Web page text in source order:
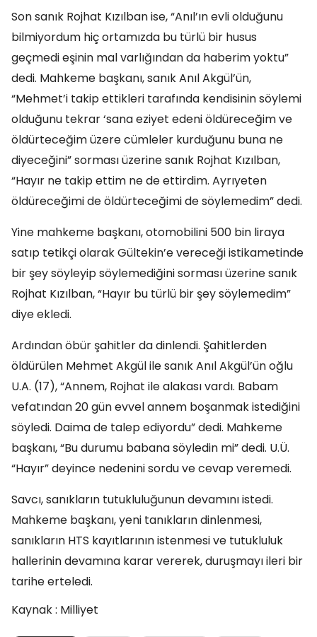
Son sanık Rojhat Kızılban ise, “Anıl’ın evli olduğunu
bilmiyordum hiç ortamızda bu türlü bir husus
geçmedi eşinin mal varlığından da haberim yoktu”
dedi. Mahkeme başkanı, sanık Anıl Akgül’ün,
“Mehmet’i takip ettikleri tarafında kendisinin söylemi
olduğunu tekrar ‘sana eziyet edeni öldüreceğim ve
öldürteceğim üzere cümleler kurduğunu buna ne
diyeceğini” sorması üzerine sanık Rojhat Kızılban,
“Hayır ne takip ettim ne de ettirdim. Ayrıyeten
öldüreceğimi de öldürteceğimi de söylemedim” dedi.
Yine mahkeme başkanı, otomobilini 500 bin liraya
satıp tetikçi olarak Gültekin’e vereceği istikametinde
bir şey söyleyip söylemediğini sorması üzerine sanık
Rojhat Kızılban, “Hayır bu türlü bir şey söylemedim”
diye ekledi.
Ardından öbür şahitler da dinlendi. Şahitlerden
öldürülen Mehmet Akgül ile sanık Anıl Akgül’ün oğlu
U.A. (17), “Annem, Rojhat ile alakası vardı. Babam
vefatından 20 gün evvel annem boşanmak istediğini
söyledi. Daima de talep ediyordu” dedi. Mahkeme
başkanı, “Bu durumu babana söyledin mi” dedi. U.Ü.
“Hayır” deyince nedenini sordu ve cevap veremedi.
Savcı, sanıkların tutukluluğunun devamını istedi.
Mahkeme başkanı, yeni tanıkların dinlenmesi,
sanıkların HTS kayıtlarının istenmesi ve tutukluluk
hallerinin devamına karar vererek, duruşmayı ileri bir
tarihe erteledi.
Kaynak : Milliyet